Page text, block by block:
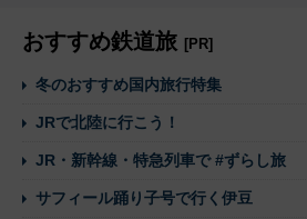
おすすめ鉄道旅 [PR]
冬のおすすめ国内旅行特集
JRで北陸に行こう！
JR・新幹線・特急列車で #ずらし旅
サフィール踊り子号で行く伊豆